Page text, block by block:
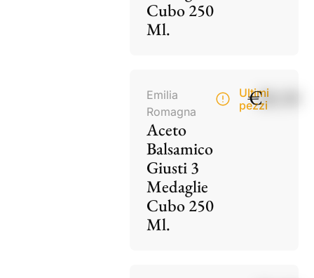
Cubo 250
Ml.
Emilia
Romagna
Aceto
Balsamico
Giusti 3
Medaglie
Cubo 250
Ml.
Ultimi
pezzi
€28,50